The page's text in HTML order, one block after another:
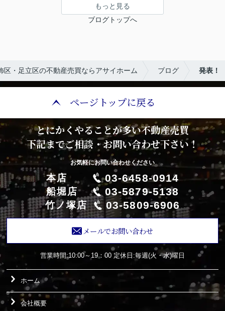
もっと見る
ブログトップへ
区・足立区の不動産売買ならアサイホーム ブログ 発表！
ページトップに戻る
とにかくやることが多い不動産売買
下記までご相談・お問い合わせ下さい！
お気軽にお問い合わせください
本店 03-6458-0914
船堀店 03-5879-5138
竹ノ塚店 03-5809-6906
メールでお問い合わせ
営業時間:10:00～19：00 定休日:毎週(火・水)曜日
ホーム
会社概要